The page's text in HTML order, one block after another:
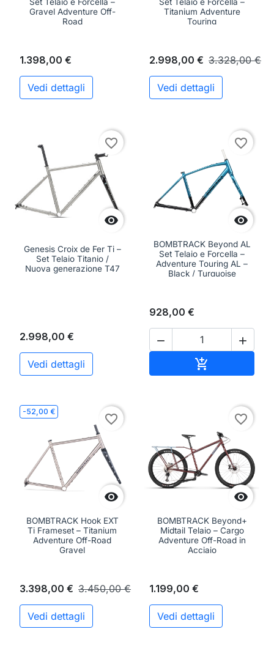
Set Telaio e Forcella –
Gravel Adventure Off-
Road
1.398,00 €
Vedi dettagli
Set Telaio e Forcella –
Titanium Adventure
Touring
2.998,00 € 3.328,00 €
Vedi dettagli

favorite_border
Genesis Croix de Fer Ti –
Set Telaio Titanio /
Nuova generazione T47
2.998,00 €
Vedi dettagli

favorite_border
BOMBTRACK Beyond AL
Set Telaio e Forcella –
Adventure Touring AL –
Black / Turquoise
928,00 €
 

-52,00 €

favorite_border
BOMBTRACK Hook EXT
Ti Frameset – Titanium
Adventure Off-Road
Gravel
3.398,00 € 3.450,00 €
Vedi dettagli

favorite_border
BOMBTRACK Beyond+
Midtail Telaio – Cargo
Adventure Off-Road in
Acciaio
1.199,00 €
Vedi dettagli